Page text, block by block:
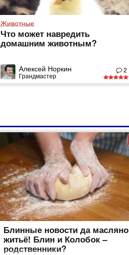
Животные
Что может навредить
домашним животным?
Алексей Норкин
Грандмастер
2
Блинные новости да масляно
житьё! Блин и Колобок –
родственники?